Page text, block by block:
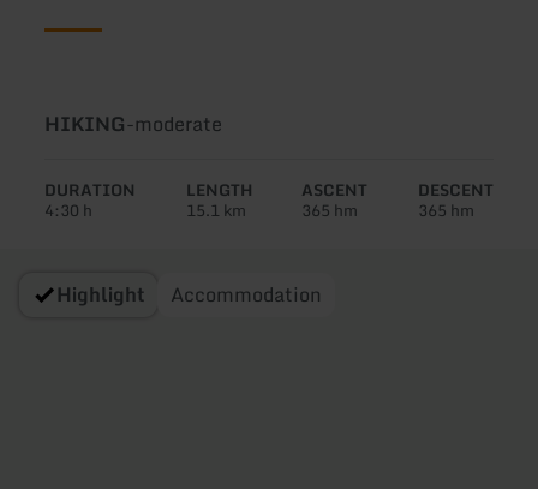
Type
tour:
HIKING-Difficulty:
moderate
DURATION
4:30 h
LENGTH
15.1 km
ASCENT
365 hm
DESCENT
365 hm
Highlight Accommodation